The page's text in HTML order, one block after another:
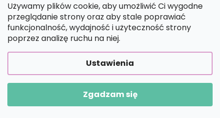
Używamy plików cookie, aby umożliwić Ci wygodne
przeglądanie strony oraz aby stale poprawiać
funkcjonalność, wydajność i użyteczność strony
poprzez analizę ruchu na niej.
Ustawienia
Zgadzam się
NIEZAWODNE OPCJE DOSTAWY
BEZPIECZNE OPCJE PŁATNOŚCI
Opracował Shoptet Premium|UpraviloFV STUDIO
Wymalujtosam.pl. Wszystkie prawa zastrzeżone.